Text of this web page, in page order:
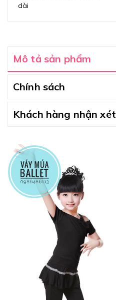
dài
Mô tả sản phẩm
Chính sách
Khách hàng nhận xét